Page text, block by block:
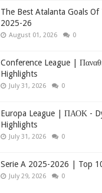
The Best Atalanta Goals
2025-26
August 01, 2026 0
Conference League |
Highlights
July 31, 2026 0
Europa League | ΠΑΟΚ -
Highlights
July 31, 2026 0
Serie A 2025-2026 | Top
July 29, 2026 0